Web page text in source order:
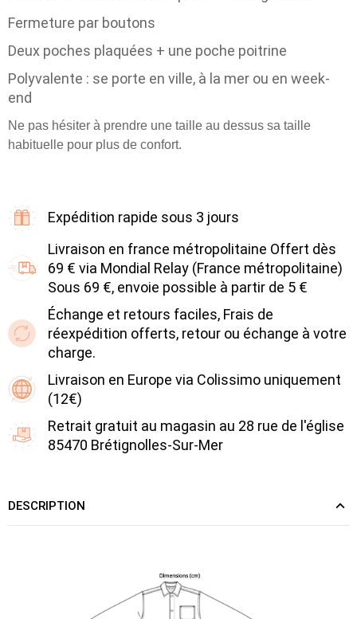
Fermeture par boutons
Deux poches plaquées + une poche poitrine
Polyvalente : se porte en ville, à la mer ou en week-
end
Ne pas hésiter à prendre une taille au dessus sa taille
habituelle pour plus de confort.
Expédition rapide sous 3 jours
Livraison en france métropolitaine Offert dès
69 € via Mondial Relay (France métropolitaine)
Sous 69 €, envoie possible à partir de 5 €
Échange et retours faciles, Frais de
réexpédition offerts, retour ou échange à votre
charge.
Livraison en Europe via Colissimo uniquement
(12€)
Retrait gratuit au magasin au 28 rue de l'église
85470 Brétignolles-Sur-Mer
DESCRIPTION